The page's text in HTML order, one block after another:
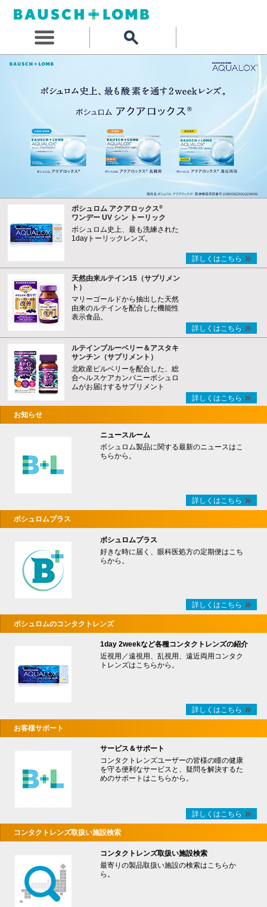
ボシュロム アクアロックス®
ワンデー UV シン トーリック
ボシュロム史上、最も洗練された
1dayトーリックレンズ。
詳しくはこちら
天然由来ルテイン15（サプリメン
ト）
マリーゴールドから抽出した天然
由来のルテインを配合した機能性
表示食品。
詳しくはこちら
ルテインブルーベリー＆アスタキ
サンチン（サプリメント）
北欧産ビルベリーを配合した、総
合ヘルスケアカンパニーボシュロ
ムがお届けするサプリメント
詳しくはこちら
お知らせ
ニュースルーム
ボシュロム製品に関する最新のニュースはこ
ちらから。
詳しくはこちら
ボシュロムプラス
ボシュロムプラス
好きな時に届く、眼科医処方の定期便はこち
らから。
詳しくはこちら
ボシュロムのコンタクトレンズ
1day 2weekなど各種コンタクトレンズの紹介
近視用／遠視用、乱視用、遠近両用コンタク
トレンズはこちらから。
詳しくはこちら
お客様サポート
サービス＆サポート
コンタクトレンズユーザーの皆様の瞳の健康
を守る便利なサービスと、疑問を解決するた
めのサポートはこちらから。
詳しくはこちら
コンタクトレンズ取扱い施設検索
コンタクトレンズ取扱い施設検索
最寄りの製品取扱い施設の検索はこちらか
ら。